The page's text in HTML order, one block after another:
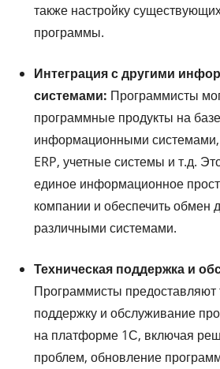
также настройку
программы.
Интеграция с другими
системами: Программисты
программные продукты на
информационными системами,
ERP, учетные системы и т.д.
единое информационное
компании и обеспечить
различными системами.
Техническая поддержка и
Программисты предоставляют
поддержку и обслуживание
на платформе 1С, включая
проблем, обновление